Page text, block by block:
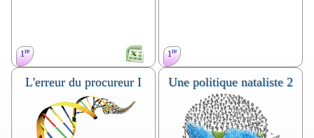
1re
. Tableau croisé,
fréquences conditionnelle,
marginale. Traitement statistique
d’un fichier de données réelles
1re
Probabilité, conditionnement,
indépendance,
Devoir en temps libre. première générale,
terminale générale (spécialité. Maths
complémentaires) ou technologique.
L'erreur du procureur I Une politique nataliste 2